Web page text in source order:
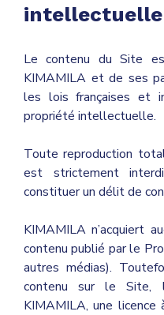
intellectuelle
Le contenu du Site
KIMAMILA et de ses
les lois françaises et
propriété intellectuelle.
Toute reproduction
est strictement
constituer un délit de
KIMAMILA n’acquiert
contenu publié par le
autres médias).
contenu sur le Site,
KIMAMILA, une